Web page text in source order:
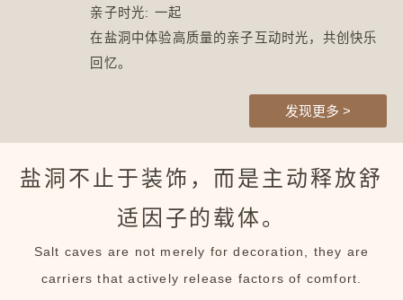
亲子时光: 一起
在盐洞中体验高质量的亲子互动时光，共创快乐
回忆。
发现更多 >
盐洞不止于装饰，而是主动释放舒
适因子的载体。
Salt caves are not merely for decoration, they are
carriers that actively release factors of comfort.